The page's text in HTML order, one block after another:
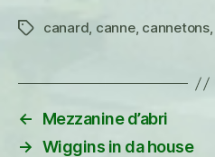
Étiquettes
canard, canne, cannetons,
←
Mezzanine d’abri
→ Wiggins in da house